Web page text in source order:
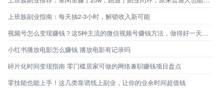
上班族副业指南：每天抽2-3小时，解锁收入新可能
视频号怎么变现赚钱？这5种主流的微信视频号赚钱方法，做得好一天能赚1000+
小红书播放电影怎么赚钱 播放电影有记录吗
碎片化时间变现指南 零门槛居家可做的网络兼职赚钱项目盘点
零技能也能上手！这几类靠谱线上副业，让你的业余时间超值钱